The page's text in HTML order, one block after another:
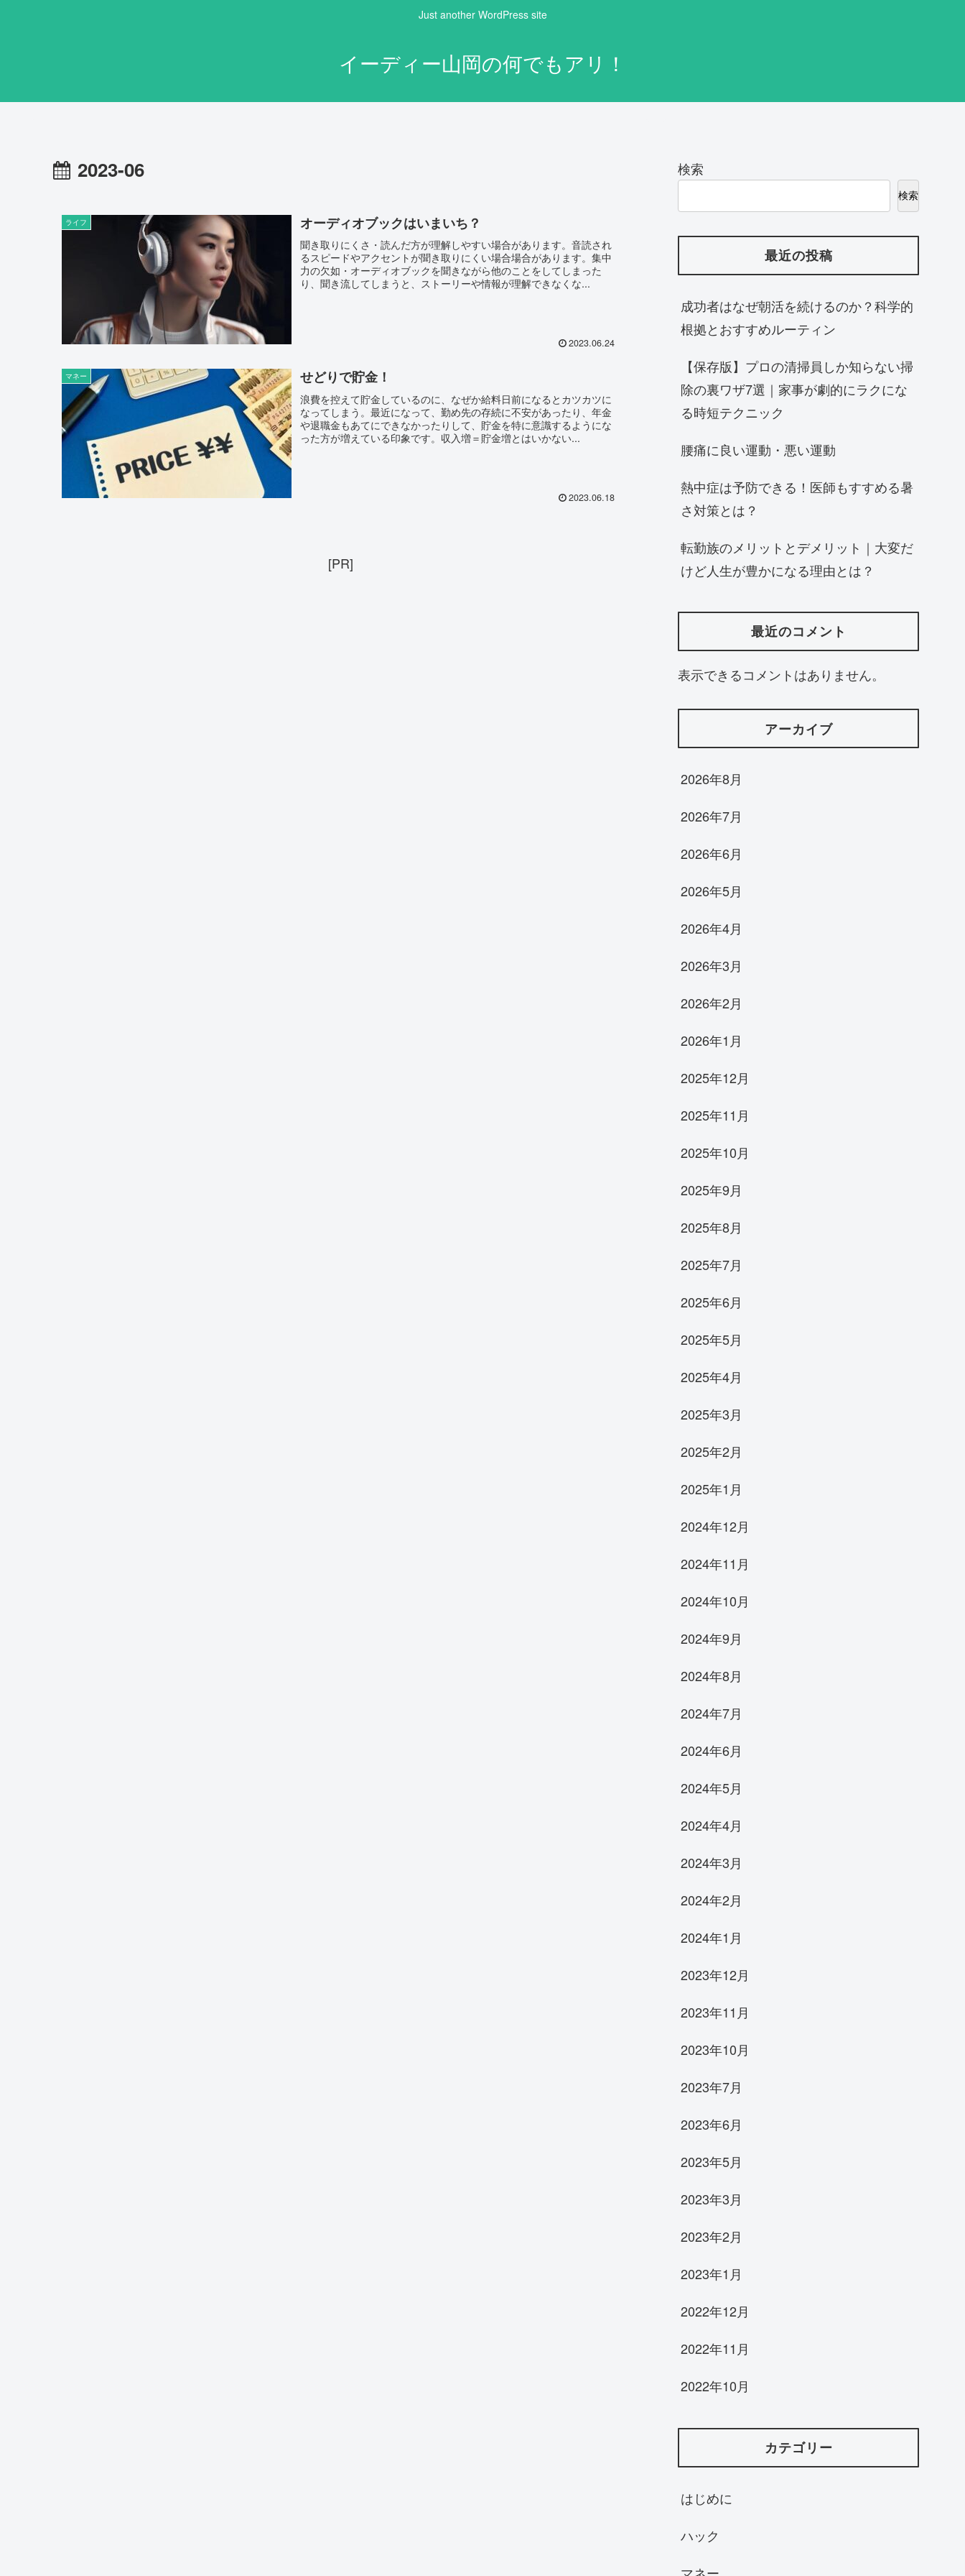
Just another WordPress site
イーディー山岡の何でもアリ！
2023-06
ライフ オーディオブックはいまいち？
聞き取りにくさ・読んだ方が理解しやすい場合があります。音読され
るスピードやアクセントが聞き取りにくい場合場合があります。集中
力の欠如・オーディオブックを聞きながら他のことをしてしまった
り、聞き流してしまうと、ストーリーや情報が理解できなくな...
2023.06.24
マネー せどりで貯金！
浪費を控えて貯金しているのに、なぜか給料日前になるとカツカツに
なってしまう。最近になって、勤め先の存続に不安があったり、年金
や退職金もあてにできなかったりして、貯金を特に意識するようにな
った方が増えている印象です。収入増＝貯金増とはいかない...
2023.06.18
[PR]
検索
検索
最近の投稿
成功者はなぜ朝活を続けるのか？科学的
根拠とおすすめルーティン
【保存版】プロの清掃員しか知らない掃
除の裏ワザ7選｜家事が劇的にラクにな
る時短テクニック
腰痛に良い運動・悪い運動
熱中症は予防できる！医師もすすめる暑
さ対策とは？
転勤族のメリットとデメリット｜大変だ
けど人生が豊かになる理由とは？
最近のコメント
表示できるコメントはありません。
アーカイブ
2026年8月
2026年7月
2026年6月
2026年5月
2026年4月
2026年3月
2026年2月
2026年1月
2025年12月
2025年11月
2025年10月
2025年9月
2025年8月
2025年7月
2025年6月
2025年5月
2025年4月
2025年3月
2025年2月
2025年1月
2024年12月
2024年11月
2024年10月
2024年9月
2024年8月
2024年7月
2024年6月
2024年5月
2024年4月
2024年3月
2024年2月
2024年1月
2023年12月
2023年11月
2023年10月
2023年7月
2023年6月
2023年5月
2023年3月
2023年2月
2023年1月
2022年12月
2022年11月
2022年10月
カテゴリー
はじめに
ハック
マネー